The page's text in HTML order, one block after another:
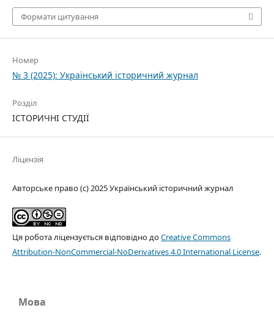
Формати цитування
Номер
№ 3 (2025): Український історичний журнал
Розділ
ІСТОРИЧНІ СТУДІЇ
Ліцензія
Авторське право (c) 2025 Український історичний журнал
Ця робота ліцензується відповідно доCreative Commons
Attribution-NonCommercial-NoDerivatives 4.0 International License.
Мова